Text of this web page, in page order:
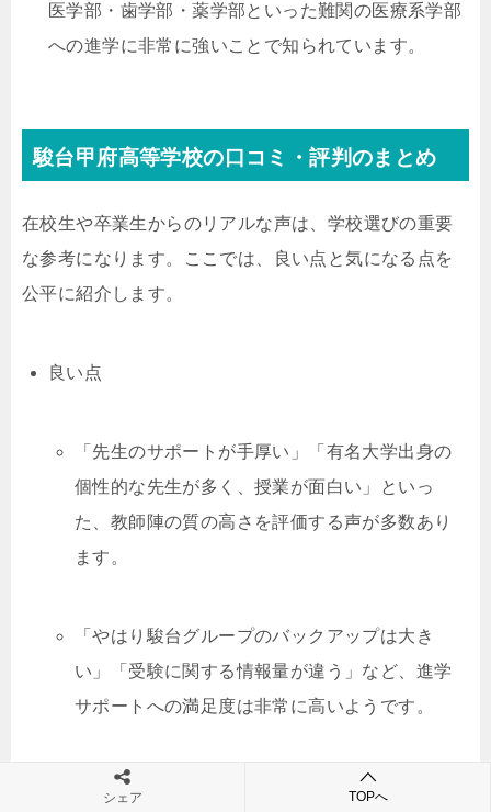
医学部・歯学部・薬学部といった難関の医療系学部
への進学に非常に強いことで知られています。
駿台甲府高等学校の口コミ・評判のまとめ
在校生や卒業生からのリアルな声は、学校選びの重要
な参考になります。ここでは、良い点と気になる点を
公平に紹介します。
良い点
「先生のサポートが手厚い」「有名大学出身の
個性的な先生が多く、授業が面白い」といっ
た、教師陣の質の高さを評価する声が多数あり
ます。
「やはり駿台グループのバックアップは大き
い」「受験に関する情報量が違う」など、進学
サポートへの満足度は非常に高いようです。
「行事がとにかく楽しくて、クラスの団結力が
シェア TOPへ